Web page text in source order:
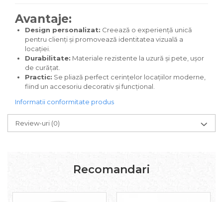
Avantaje:
Design personalizat: Creează o experiență unică
pentru clienți și promovează identitatea vizuală a
locației.
Durabilitate: Materiale rezistente la uzură și pete, ușor
de curățat.
Practic: Se pliază perfect cerințelor locațiilor moderne,
fiind un accesoriu decorativ și funcțional.
Informatii conformitate produs
Review-uri (0)
Recomandari